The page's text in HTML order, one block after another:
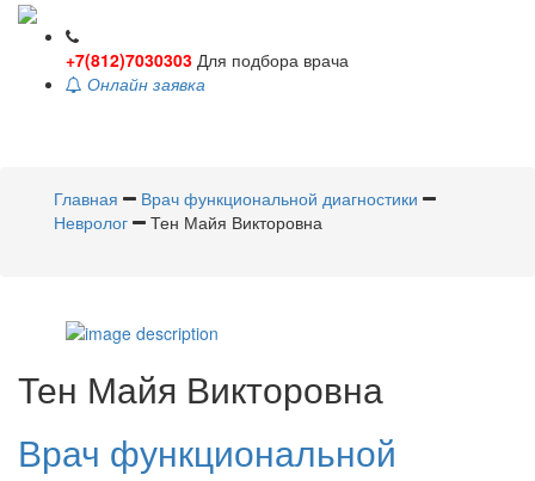
+7(812)7030303 Для подбора врача
Онлайн заявка
Главная
Врач функциональной диагностики
Невролог
Тен Майя Викторовна
Тен Майя Викторовна
Врач функциональной